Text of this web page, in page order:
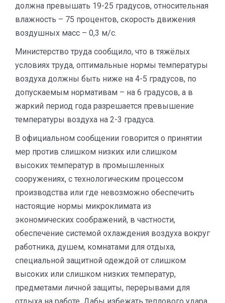
должна превышать 19-25 градусов, относительная
влажность – 75 процентов, скорость движения
воздушных масс – 0,3 м/с.
Министерство труда сообщило, что в тяжёлых
условиях труда, оптимальные нормы температуры
воздуха должны быть ниже на 4-5 градусов, по
допускаемым нормативам – на 6 градусов, а в
жаркий период года разрешается превышение
температуры воздуха на 2-3 градуса.
В официальном сообщении говорится о принятии
мер против слишком низких или слишком
высоких температур в промышленных
сооружениях, с технологическим процессом
производства или где невозможно обеспечить
настоящие нормы микроклимата из
экономических соображений, в частности,
обеспечение системой охлаждения воздуха вокруг
работника, душем, комнатами для отдыха,
специальной защитной одеждой от слишком
высоких или слишком низких температур,
предметами личной защиты, перерывами для